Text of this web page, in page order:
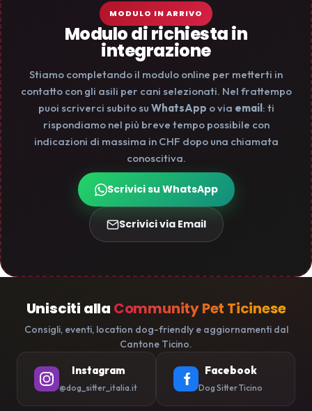
MODULO IN ARRIVO
Modulo di richiesta in
integrazione
Stiamo completando il modulo online per metterti in
contatto con gli asili per cani selezionati. Nel frattempo
puoi scriverci subito su WhatsApp o via email: ti
rispondiamo nel più breve tempo possibile con
indicazioni di massima in CHF dopo una chiamata
conoscitiva.
Scrivici su WhatsApp
Scrivici via Email
Unisciti alla Community Pet Ticinese
Consigli, eventi, location dog-friendly e aggiornamenti dal
Cantone Ticino.
Instagram
@dog_sitter_italia.it
Facebook
Dog Sitter Ticino